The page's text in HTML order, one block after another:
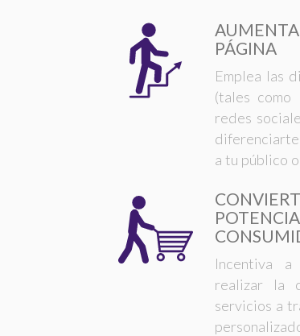
PÁGINA
Emplea las
(tales como
redes
a tu público
Incentiva
realizar la
servicios a